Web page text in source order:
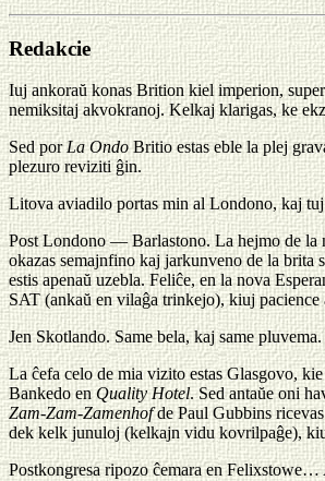
Redakcie
Iuj ankoraŭ konas Brition kiel imperion,
nemiksitaj akvokranoj. Kelkaj klarigas, ke
Sed porLa OndoBritio estas eble la plej
plezuro reviziti ĝin.
Litova aviadilo portas min al Londono, kaj
Post Londono — Barlastono. La hejmo de la
okazas semajnfino kaj jarkunveno de la
estis apenaŭ uzebla. Feliĉe, en la nova
SAT (ankaŭ en vilaĝa trinkejo), kiuj
Jen Skotlando. Same bela, kaj same
La ĉefa celo de mia vizito estas Glasgovo,
Bankedo enQuality Hotel. Sed antaŭe oni
Zam-Zam-Zamenhofde Paul Gubbins
dek kelk junuloj (kelkajn vidu kovrilpaĝe),
Postkongresa ripozo ĉemara en